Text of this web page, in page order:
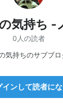
気持ち -
0人の読者
気持ちのサブブロ
インして読者に